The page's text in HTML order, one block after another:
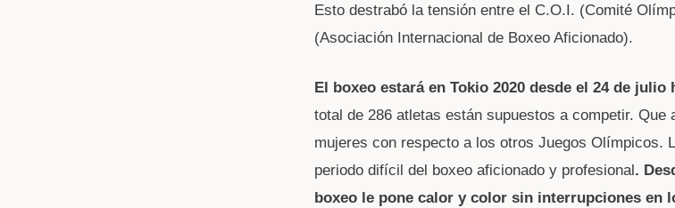
Esto destrabó la tensión entre el C.O.I. (Comité
(Asociación Internacional de Boxeo Aficionado).
El boxeo estará en Tokio 2020 desde el 24 de julio
total de 286 atletas están supuestos a competir. Que
mujeres con respecto a los otros Juegos Olímpicos.
periodo difícil del boxeo aficionado y profesional.
boxeo le pone calor y color sin interrupciones en